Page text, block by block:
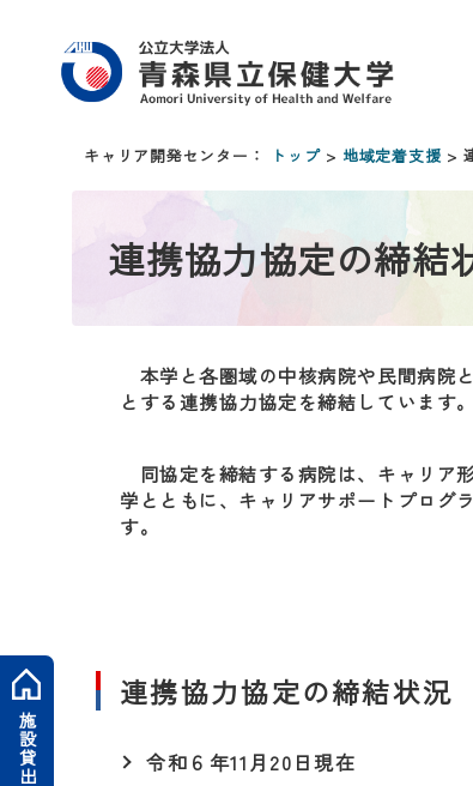
キャリア開発センター： トップ> 地域定着支援>
連携協力協定の締結
本学と各圏域の中核病院や民間病院
とする連携協力協定を締結しています。
同協定を締結する病院は、キャリア
学とともに、キャリアサポートプログ
す。
連携協力協定の締結状況
令和６年11月20日現在
施設貸出